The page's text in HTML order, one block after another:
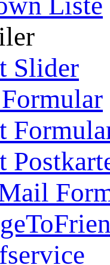
Slider